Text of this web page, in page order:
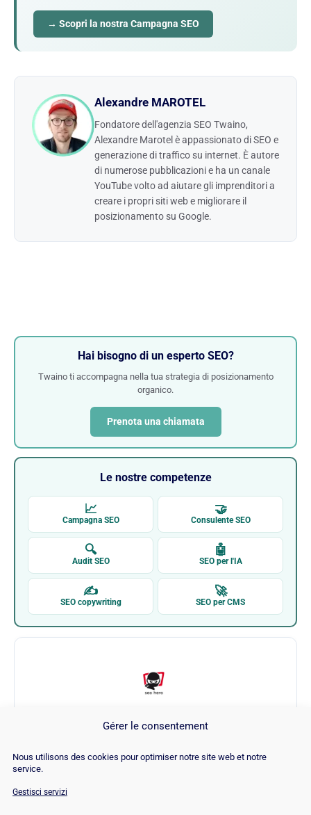
Gérer le consentement
Nous utilisons des cookies pour optimiser notre site web et notre
service.
Gestisci servizi
→ Scopri la nostra Campagna SEO
Alexandre MAROTEL
Fondatore dell'agenzia SEO Twaino,
Alexandre Marotel è appassionato di SEO e
generazione di traffico su internet. È autore
di numerose pubblicazioni e ha un canale
YouTube volto ad aiutare gli imprenditori a
creare i propri siti web e migliorare il
posizionamento su Google.
Hai bisogno di un esperto SEO?
Twaino ti accompagna nella tua strategia di posizionamento
organico.
Prenota una chiamata
Le nostre competenze
📈
Campagna SEO
🤝
Consulente SEO
🔍
Audit SEO
🤖
SEO per l'IA
✍
SEO copywriting
🚀
SEO per CMS
SEO Hero Ninja